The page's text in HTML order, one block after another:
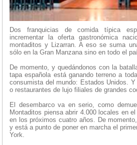
Dos franquicias de comida típica
incrementar la oferta gastronómica
montaditos y Lizarran. A eso se suma
sólo en la Gran Manzana sino en todo el
De momento, y quedándonos con la
tapa española está ganando terreno a
consumista del mundo: Estados Unidos.
o restaurantes de lujo filiales de grandes
El desembarco va en serio, como
Montaditos piensa abrir 4.000 locales en
en los próximos cuatro años. De
y está a punto de poner en marcha el
York.